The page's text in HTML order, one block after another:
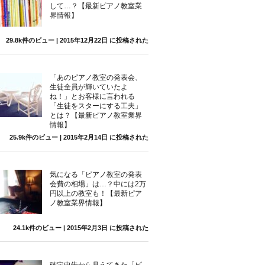
して…？【最新ピアノ教室業
界情報】
29.8k件のビュー | 2015年12月22日 に投稿された
「あのピアノ教室の発表会、
生徒全員が輝いていたよ
ね！」とお客様に言われる
「生徒をスターにする工夫」
とは？【最新ピアノ教室業界
情報】
25.9k件のビュー | 2015年2月14日 に投稿された
気になる「ピアノ教室の発表
会費の相場」は…？中には2万
円以上の教室も！【最新ピア
ノ教室業界情報】
24.1k件のビュー | 2015年2月3日 に投稿された